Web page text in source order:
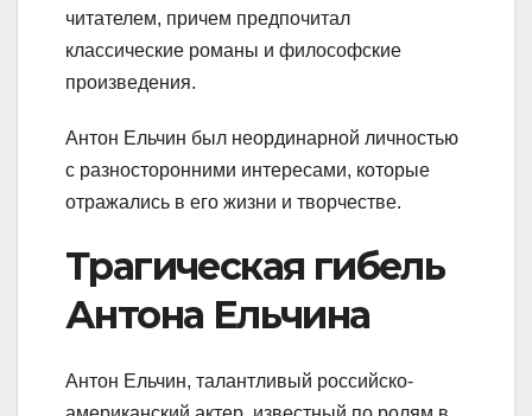
читателем, причем предпочитал
классические романы и философские
произведения.
Антон Ельчин был неординарной личностью
с разносторонними интересами, которые
отражались в его жизни и творчестве.
Трагическая гибель
Антона Ельчина
Антон Ельчин, талантливый российско-